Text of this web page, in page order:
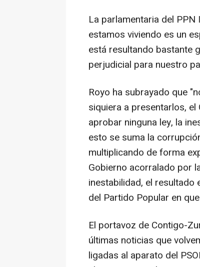
La parlamentaria del
estamos viviendo es un
está resultando bastante
perjudicial para nuestro
Royo ha subrayado que
siquiera a presentarlos,
aprobar ninguna ley, la
esto se suma la
multiplicando de forma
Gobierno acorralado por
inestabilidad, el resultado
del Partido Popular en
El portavoz de Contigo-
últimas noticias que
ligadas al aparato del